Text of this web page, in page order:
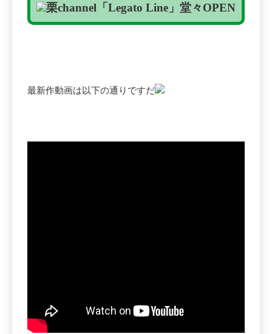
栗channel 「Legato Line」 堂々OPEN
最新作動画は以下の通りですだ